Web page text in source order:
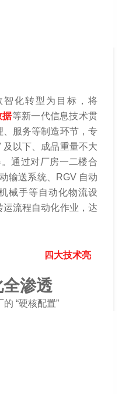
化转型为目标，将
据等新一代信息技术贯
服务等制造环节，专
以下、成品重量不大
通过对厂房一二楼合
输送系统、RGV 自动
械手等自动化物流设
流程自动化作业，达
术亮
渗透
“硬核配置”